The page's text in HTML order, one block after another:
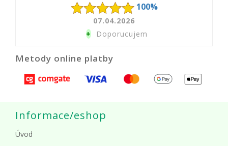
100%
07.04.2026
+Doporucujem
Metody online platby
Informace/eshop
Úvod